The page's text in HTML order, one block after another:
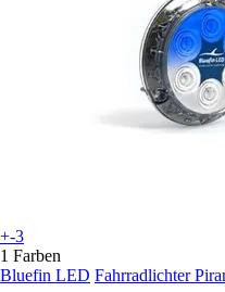
+-3
1 Farben
Bluefin LED Fahrradlichter